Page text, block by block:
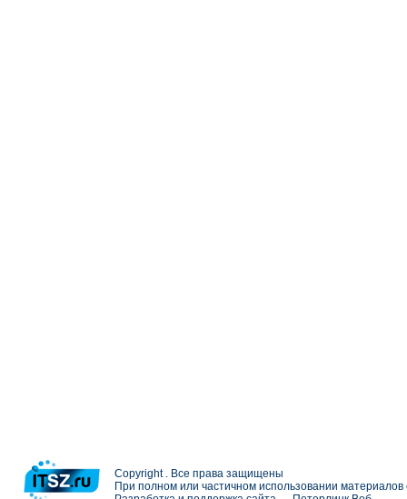
Copyright . Все права защищены
При полном или частичном использовании